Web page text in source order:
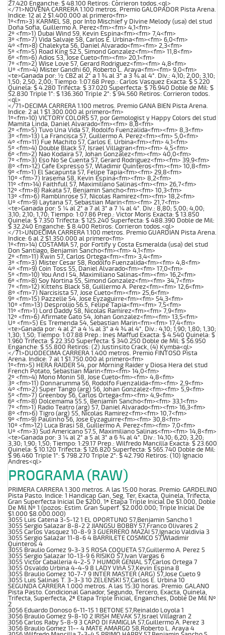
27.420 Enganche: $ 48.100 Retiros: Corrieron todos.<ql>
</71>NOVENA CARRERA 1.100 metros. Premio GALOPADOR Pista Arena.
Indice: 12 al 2 $1.400.000 al primero<fm>
1º<fm>3) KARMEL 58, por Into Mischief y Divine Melody (usa) del stud
Doña Sofia, Guillermo A. Perez<fm><fm> 4,1<fm>
2º <fm>1) Dubai Wind 59, Kevin Espina<fm><fm> 7,4<fm>
3º <fm>7) Vida Salvaje 58, Carlos E. Urbina<fm><fm> 6,0<fm>
4º <fm>8) Chalekyta 56, Daniel Alvarado<fm><fm> 2,3<fm>
5º <fm>5) Road King 52.5, Simond Gonzalez<fm><fm> 11,8<fm>
6º <fm>6) Adios 53, Jose Cueto<fm><fm> 20,1<fm>
7º <fm>2) Wise Love 57, Gerard Rodriguez<fm><fm> 4,8<fm>
Uº <fm>4) Mister Gandhi 60, Roberto L. Araya<fm><fm> 9,0<fm>
<te>Ganada por: ½ CBZ al 2° a 1 ¾ al 3° a 3 ¾ al 4°. Div.: 4,10; 2,00; 3,10;
1,50; 2,50; 2,00; Tiempo: 1:07.68 Prep.: Carlos Vasquez Exacta: $ 5.220
Quinela: $ 4.280 Trifecta: $ 37.020 Superfecta: $ 76.940 Doble de Mil: $
52.830 Triple 1°: $ 136.360 Triple 2°: $ 94.560 Retiros: Corrieron todos.
<ql>
</71>DECIMA CARRERA 1.100 metros. Premio GANA BIEN Pista Arena.
Indice: 2 al 1 $1.300.000 al primero<fm>
1º<fm>10) VICTORY COLORS 57, por Gemologist y Happy Colors del stud
Mamita Linda, Daniel Alvarado<fm><fm> 8,8<fm>
2º <fm>5) Tuvo Una Vida 57, Rodolfo Fuenzalida<fm><fm> 8,3<fm>
3º <fm>13) La Francisca 57, Guillermo A. Perez<fm><fm> 5,0<fm>
4º <fm>11) Fue Machito 57, Carlos E. Urbina<fm><fm> 4,1<fm>
5º <fm>4) Double Black 57, Israel Villagran<fm><fm> 4,5<fm>
6º <fm>2) Nao Kodaira 57, Johan Gonzalez<fm><fm> 40,0<fm>
7º <fm>3) Eso No Se Cuenta 57, Gerard Rodriguez<fm><fm> 39,9<fm>
8º <fm>12) Cafe Expresso 57, Wladimir Quinteros<fm><fm> 10,8<fm>
9º <fm>1) El Sacapunta 57, Felipe Tapia<fm><fm> 29,8<fm>
10º <fm>7) Irasema 58, Kevin Espina<fm><fm> 8,2<fm>
11º <fm>14) Faithfull 57, Maximiliano Salinas<fm><fm> 26,7<fm>
12º <fm>8) Rakata 57, Benjamin Sancho<fm><fm> 10,3<fm>
13º <fm>6) Ramblinrose 57, Nicolas Ramirez<fm><fm> 18,2<fm>
Uº <fm>9) Laytana 57, Sebastian Marin<fm><fm> 21,7<fm>
<te>Ganada por: 5 ¼ al 2° a 7 al 3° a 7 ¼ al 4°. Div.: 8,80; 5,00; 4,00;
3,10; 2,10; 1,70; Tiempo: 1:07.86 Prep.: Victor Moris Exacta: $ 13.850
Quinela: $ 7.350 Trifecta: $ 125.240 Superfecta: $ 488.390 Doble de Mil:
$ 32.240 Enganche: $ 8.400 Retiros: Corrieron todos.<ql>
</71>UNDECIMA CARRERA 1.100 metros. Premio GUARDIAN Pista Arena.
Indice: 6 al 2 $1.350.000 al primero<fm>
1º<fm>14) COSTAMIA 57, por Fortify y Costa Esmeralda (usa) del stud
Don Santiago, Benjamin Sancho<fm><fm> 4,1<fm>
2º <fm>11) Kwin 57, Carlos Ortega<fm><fm> 3,4<fm>
3º <fm>3) Mister Cesar 58, Rodolfo Fuenzalida<fm><fm> 4,8<fm>
4º <fm>9) Coin Toss 55, Daniel Alvarado<fm><fm> 17,0<fm>
5º <fm>10) You And I 54, Maximiliano Salinas<fm><fm> 16,2<fm>
6º <fm>8) Soy Nortina 55, Simond Gonzalez<fm><fm> 34,7<fm>
7º <fm>12) Kitten`s Black 58, Guillermo A. Perez<fm><fm> 12,6<fm>
8º <fm>7) Narcisista 57, Jose Cueto<fm><fm> 25,6<fm>
9º <fm>15) Pazzelle 54, Jose Eyzaguirre<fm><fm> 54,3<fm>
10º <fm>13) Desprolijo 56.5, Felipe Tapia<fm><fm> 7,5<fm>
11º <fm>1) Lord Daddy 58, Nicolas Ramirez<fm><fm> 7,9<fm>
12º <fm>6) Afirmate Gato 54, Johan Gonzalez<fm><fm> 13,5<fm>
Uº <fm>5) Es Tremenda 54, Sebastian Marin<fm><fm> 17,4<fm>
<te>Ganada por: 4 al 2° a 4 ¼ al 3° a 4 ¾ al 4°. Div.: 4,10; 1,90; 1,80; 1,30;
1,30; 1,50; Tiempo: 1:07.88 Prep.: Ines Maffud Exacta: $ 4.540 Quinela: $
1.960 Trifecta: $ 22.350 Superfecta: $ 340.250 Doble de Mil: $ 56.950
Enganche: $ 55.800 Retiros: (2) Justinsito Crack, (4) Kymba<ql>
</71>DUODECIMA CARRERA 1.400 metros. Premio FINTOSO Pista
Arena. Indice: 7 al 1 $1.750.000 al primero<fm>
1º<fm>5) HERA RAIDER 54, por Morning Raider y Diosa Hera del stud
French Potato, Sebastian Marin<fm><fm> 14,0<fm>
2º <fm>4) Mono Monin 58, Jose Cueto<fm><fm> 4,8<fm>
3º <fm>11) Donnarumma 56, Rodolfo Fuenzalida<fm><fm> 2,9<fm>
4º <fm>2) Super Tango (arg) 56, Johan Gonzalez<fm><fm> 5,9<fm>
5º <fm>7) Greenboy 56, Carlos Ortega<fm><fm> 4,9<fm>
6º <fm>8) Dolcemama 55.5, Benjamin Sancho<fm><fm> 33,1<fm>
7º <fm>1) Radio Teatro (arg) 57, Daniel Alvarado<fm><fm> 16,3<fm>
8º <fm>6) Tigro (arg) 55, Nicolas Ramirez<fm><fm> 10,7<fm>
9º <fm>9) Paulinho 56, Jose Eyzaguirre<fm><fm> 30,8<fm>
10º <fm>12) Luca Brasi 58, Guillermo A. Perez<fm><fm> 7,0<fm>
Uº <fm>3) Sud Americano 57.5, Maximiliano Salinas<fm><fm> 14,8<fm>
<te>Ganada por: 3 ¼ al 2° a 5 al 3° a 6 ¾ al 4°. Div.: 14,10; 6,20; 3,20;
3,30; 1,90; 1,50; Tiempo: 1:29.17 Prep.: Wilfredo Mancilla Exacta: $ 23.600
Quinela: $ 10.120 Trifecta: $ 126.820 Superfecta: $ 565.740 Doble de Mil:
$ 96.460 Triple 1°: $ 798.270 Triple 2°: $ 42.790 Retiros: (10) Ignacio
Andres<ql>
PROGRAMA (RAW)
PRIMERA CARRERA 1.300 metros. A las 15:00 horas. Premio: GARDELINO
Pista Pasto. Indice: 1 Handicap Gan, Seg, Ter, Exacta, Quinela, Trifecta,
Gran Superfecta Inicial De $200, 1ª Etapa Triple Inicial De $1.000, Doble
De Mil Nº 1 (pozos: Estim. Gran Superf. $2.000.000; Triple Inicial De
$1.000 $8.000.000)
3055 Luis Catena 3-5-12 1 EL OPORTUNO 57,Benjamin Sancho 1
3055 Sergio Salazar 8-8-2 2 JIANGSU BOBBY 57,Franco Olivares 2
3055 Carlos Vasquez 10-8-9 3 GUERRERO MAZAI 57,Ignacio Valdivia 3
3055 Sergio Salazar 11-8-6 4 BARRILETE COSMICO 57,Wladimir
Quinteros 4
3055 Braulio Gomez 9-3-3 5 ROSA COQUETA 57,Guillermo A. Perez 5
3055 Sergio Salazar 10-13-9 6 RISIKO 57,Ivan Vargas 6
3055 Victor Caballeria 4-2-5 7 HUMOR GENIAL 57,Carlos Ortega 7
3055 Osvaldo Urbina 4-4-9 8 LADY VIñA 57,Kevin Espina 8
3055 Braulio Gomez 10-7-7 9 INTER MASTER (ARG) 57,Jose Cueto 9
3055 Luis Salinas T. 3-3-3 10 ZELENSKI 57,Carlos E. Urbina 10
SEGUNDA CARRERA 1.000 metros. A las 15:30 horas. Premio: GALANO
Pista Pasto. Condicional Ganador, Segundo, Tercero, Exacta, Quinela,
Trifecta, Superfecta, 2ª Etapa Triple Inicial, Enganches, Doble De Mil Nº
2
3056 Eduardo Donoso 6-11-15 1 BETONE 57,Reinaldo Loyola 1
3056 Braulio Gomez 9-8-10 2 IRISH MEVAK 57,Israel Villagran 2
3056 Carlos Raby 5-8-9 3 CAPO DI FAMIGLIA 57,Guillermo A. Perez 3
3056 Braulio Gomez 11-- 4 MATE AMARGO 58,Roberto L. Araya 4